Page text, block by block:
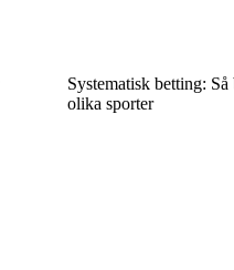
Systematisk betting:
olika sporter